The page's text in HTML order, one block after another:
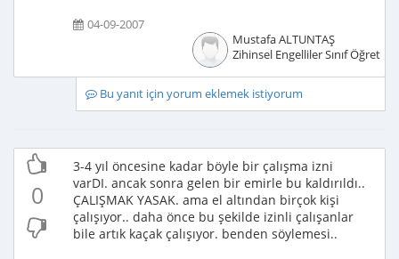
04-09-2007
Mustafa ALTUNTAŞ
Zihinsel Engelliler Sınıf
Bu yanıt için yorum eklemek istiyorum
0
3-4 yıl öncesine kadar böyle bir çalışma izni
varDI. ancak sonra gelen bir emirle bu kaldırıldı..
ÇALIŞMAK YASAK. ama el altından birçok kişi
çalışıyor.. daha önce bu şekilde izinli çalışanlar
bile artık kaçak çalışıyor. benden söylemesi..